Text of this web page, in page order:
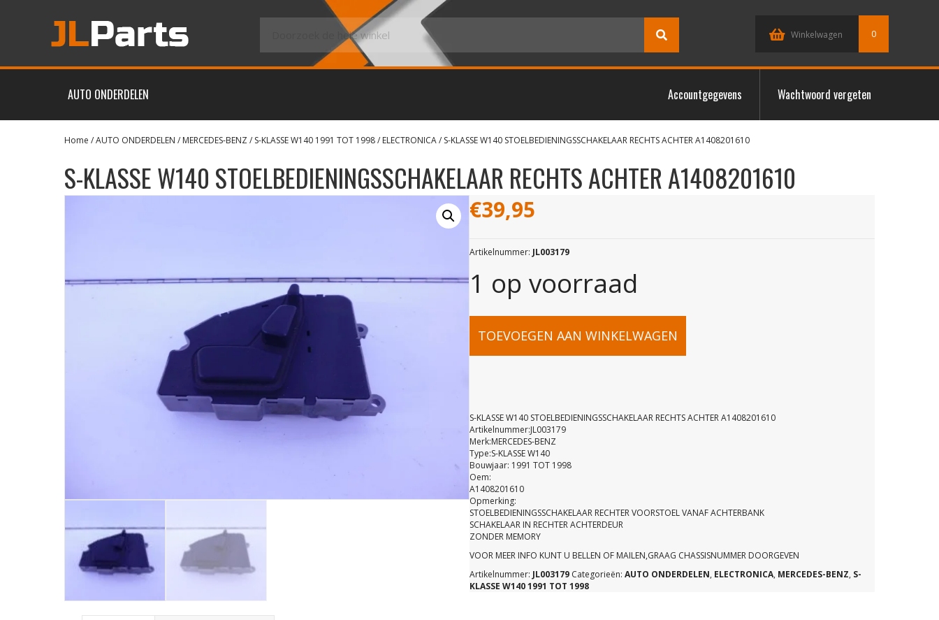
Winkelwagen 0
AUTO ONDERDELEN Accountgegevens Wachtwoord vergeten
Home /AUTO ONDERDELEN / MERCEDES-BENZ/ S-KLASSE W140 1991 TOT 1998/ ELECTRONICA/ S-KLASSE W140 STOELBEDIENINGSSCHAKELAAR RECHTS ACHTER A1408201610
S-KLASSE W140 STOELBEDIENINGSSCHAKELAAR RECHTS ACHTER A1408201610
€39,95
Artikelnummer: JL003179
1 op voorraad
S-
W140
STOELBEDIENINGSSCHAKELAAR
RECHTS
ACHTER
A1408201610
TOEVOEGEN AAN WINKELWAGEN
S-KLASSE W140 STOELBEDIENINGSSCHAKELAAR RECHTS ACHTER A1408201610
Artikelnummer:JL003179
Merk:MERCEDES-BENZ
Type:S-KLASSE W140
Bouwjaar: 1991 TOT 1998
Oem:
A1408201610
Opmerking:
STOELBEDIENINGSSCHAKELAAR RECHTER VOORSTOEL VANAF ACHTERBANK
SCHAKELAAR IN RECHTER ACHTERDEUR
ZONDER MEMORY
VOOR MEER INFO KUNT U BELLEN OF MAILEN,GRAAG CHASSISNUMMER DOORGEVEN
Artikelnummer: JL003179 Categorieën: AUTO ONDERDELEN, ELECTRONICA, MERCEDES-BENZ, S-
KLASSE W140 1991 TOT 1998